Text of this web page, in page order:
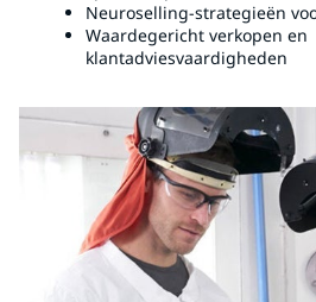
Neuroselling-strategieën
Waardegericht verkopen en
klantadviesvaardigheden